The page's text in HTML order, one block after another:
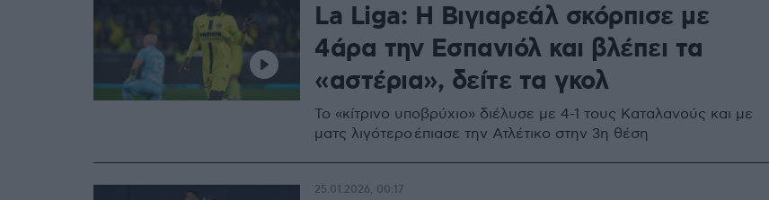
La Liga: Η Βιγιαρεάλ σκόρπισε με
4άρα την Εσπανιόλ και βλέπει τα
«αστέρια», δείτε τα γκολ
Το «κίτρινο υποβρύχιο» διέλυσε με 4-1 τους Καταλανούς και με
ματς λιγότερο έπιασε την Ατλέτικο στην 3η θέση
25.01.2026, 00:17